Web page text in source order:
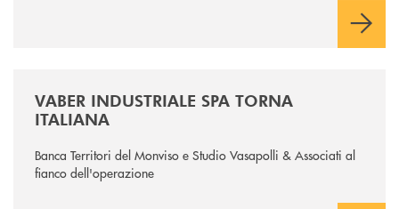
VABER INDUSTRIALE SPA TORNA
ITALIANA
Banca Territori del Monviso e Studio Vasapolli & Associati al
fianco dell'operazione